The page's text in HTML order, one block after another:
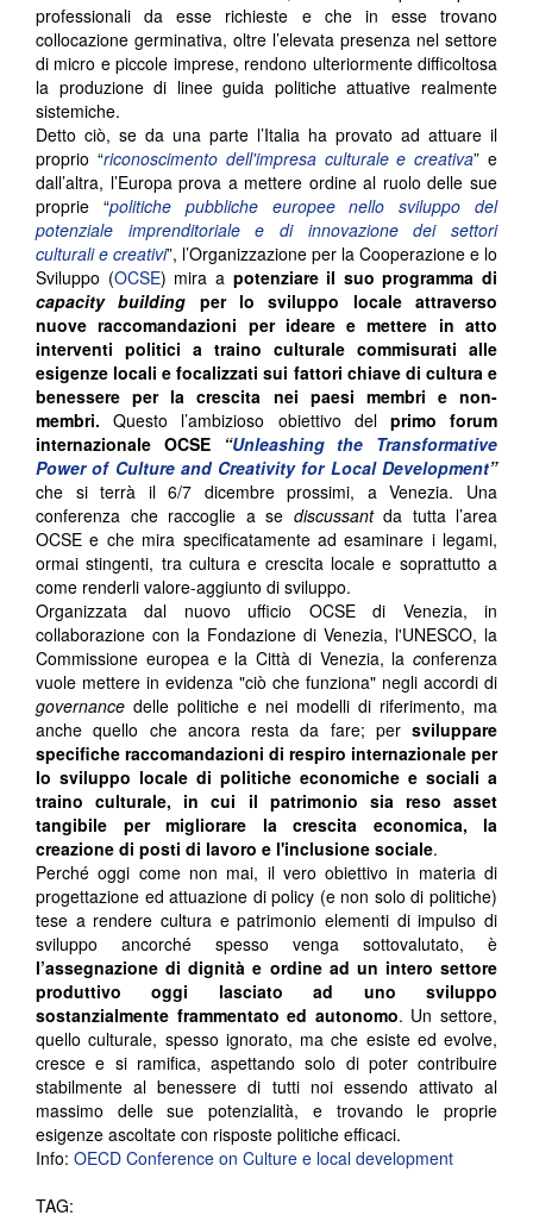
professionali da esse richieste e che in esse trovano
collocazione germinativa, oltre l’elevata presenza nel settore
di micro e piccole imprese, rendono ulteriormente difficoltosa
la produzione di linee guida politiche attuative realmente
sistemiche.
Detto ciò, se da una parte l’Italia ha provato ad attuare il
proprio “riconoscimento dell'impresa culturale e creativa” e
dall’altra, l’Europa prova a mettere ordine al ruolo delle sue
proprie “politiche pubbliche europee nello sviluppo del
potenziale imprenditoriale e di innovazione dei settori
culturali e creativi”, l’Organizzazione per la Cooperazione e lo
Sviluppo (OCSE) mira a potenziare il suo programma di
capacity building per lo sviluppo locale attraverso
nuove raccomandazioni per ideare e mettere in atto
interventi politici a traino culturale commisurati alle
esigenze locali e focalizzati sui fattori chiave di cultura e
benessere per la crescita nei paesi membri e non-
membri. Questo l’ambizioso obiettivo delprimo forum
internazionale OCSE “Unleashing the Transformative
Power of Culture and Creativity for Local Development”
che si terrà il 6/7 dicembre prossimi, a Venezia. Una
conferenza che raccoglie a se discussantda tutta l’area
OCSE e che mira specificatamente ad esaminare i legami,
ormai stingenti, tra cultura e crescita locale e soprattutto a
come renderli valore-aggiunto di sviluppo.
Organizzata dal nuovo ufficio OCSE di Venezia, in
collaborazione con la Fondazione di Venezia, l'UNESCO, la
Commissione europea e la Città di Venezia, la conferenza
vuole mettere in evidenza "ciò che funziona" negli accordi di
governance delle politiche e nei modelli di riferimento, ma
anche quello che ancora resta da fare; per sviluppare
specifiche raccomandazioni di respiro internazionale per
lo sviluppo locale di politiche economiche e sociali a
traino culturale, in cui il patrimonio sia reso asset
tangibile per migliorare la crescita economica, la
creazione di posti di lavoro e l'inclusione sociale.
Perché oggi come non mai, il vero obiettivo in materia di
progettazione ed attuazione di policy (e non solo di politiche)
tese a rendere cultura e patrimonio elementi di impulso di
sviluppo ancorché spesso venga sottovalutato, è
l’assegnazione di dignità e ordine ad un intero settore
produttivo oggi lasciato ad uno sviluppo
sostanzialmente frammentato ed autonomo. Un settore,
quello culturale, spesso ignorato, ma che esiste ed evolve,
cresce e si ramifica, aspettando solo di poter contribuire
stabilmente al benessere di tutti noi essendo attivato al
massimo delle sue potenzialità, e trovando le proprie
esigenze ascoltate con risposte politiche efficaci.
Info: OECD Conference on Culture e local development
TAG: